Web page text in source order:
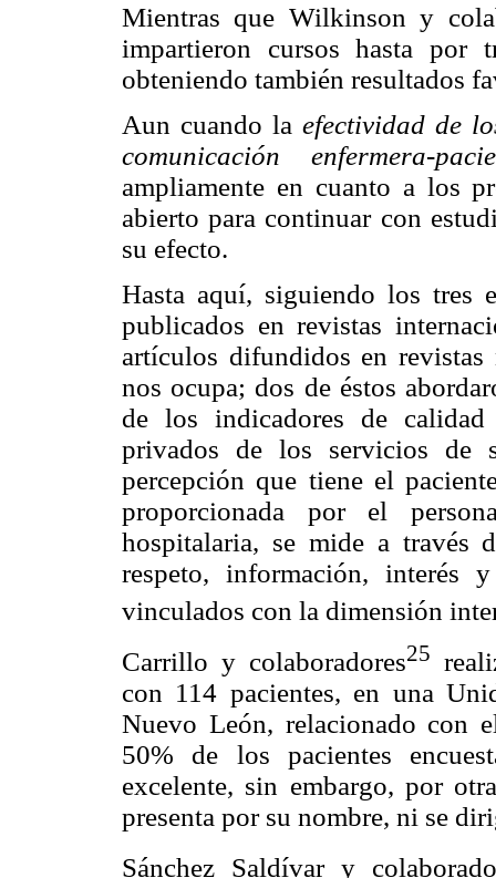
Mientras que Wilkinson y
impartieron cursos hasta por
obteniendo también resultados
Aun cuando la efectividad de
comunicación enfermera-
ampliamente en cuanto a los
abierto para continuar con
su efecto.
Hasta aquí, siguiendo los tres
publicados en revistas
artículos difundidos en revistas
nos ocupa; dos de éstos
de los indicadores de
privados de los servicios de
percepción que tiene el
proporcionada por el
hospitalaria, se mide a través
respeto, información, interés
vinculados con la dimensión
Carrillo y colaboradores25
con 114 pacientes, en una
Nuevo León, relacionado con
50% de los pacientes
excelente, sin embargo, por
presenta por su nombre, ni se
Sánchez Saldívar y